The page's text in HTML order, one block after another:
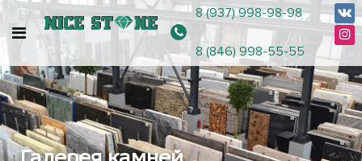
8 (937) 998-98-98
8 (846) 998-55-55